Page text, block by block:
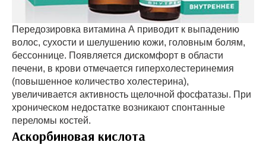
Передозировка витамина А приводит к выпадению
волос, сухости и шелушению кожи, головным болям,
бессоннице. Появляется дискомфорт в области
печени, в крови отмечается гиперхолестеринемия
(повышенное количество холестерина),
увеличивается активность щелочной фосфатазы. При
хроническом недостатке возникают спонтанные
переломы костей.
Аскорбиновая кислота